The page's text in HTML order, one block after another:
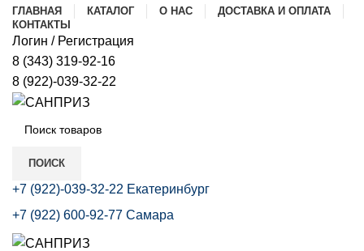
ГЛАВНАЯ КАТАЛОГ О НАС
ДОСТАВКА И ОПЛАТА
КОНТАКТЫ
Логин / Регистрация
8 (343) 319-92-16
8 (922)-039-32-22
ПОИСК
+7 (922)-039-32-22 Екатеринбург
+7 (922) 600-92-77 Самара